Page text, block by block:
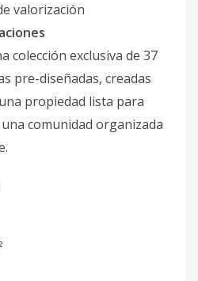
valorización
colección exclusiva de 37
pre-diseñadas, creadas
propiedad lista para
comunidad organizada